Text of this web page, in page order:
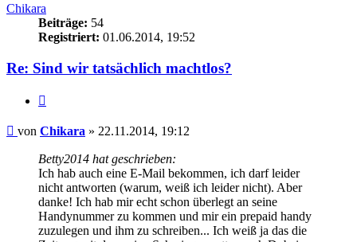
Chikara
Beiträge: 54
Registriert: 01.06.2014, 19:52
Re: Sind wir tatsächlich machtlos?
Beitrag
von Chikara » 22.11.2014, 19:12
Betty2014 hat geschrieben:
Ich hab auch eine E-Mail bekommen, ich darf leider
nicht antworten (warum, weiß ich leider nicht). Aber
danke! Ich hab mir echt schon überlegt an seine
Handynummer zu kommen und mir ein prepaid handy
zuzulegen und ihm zu schreiben... Ich weiß ja das die